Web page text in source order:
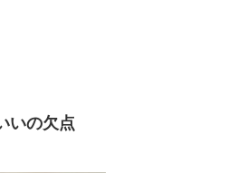
いの欠点